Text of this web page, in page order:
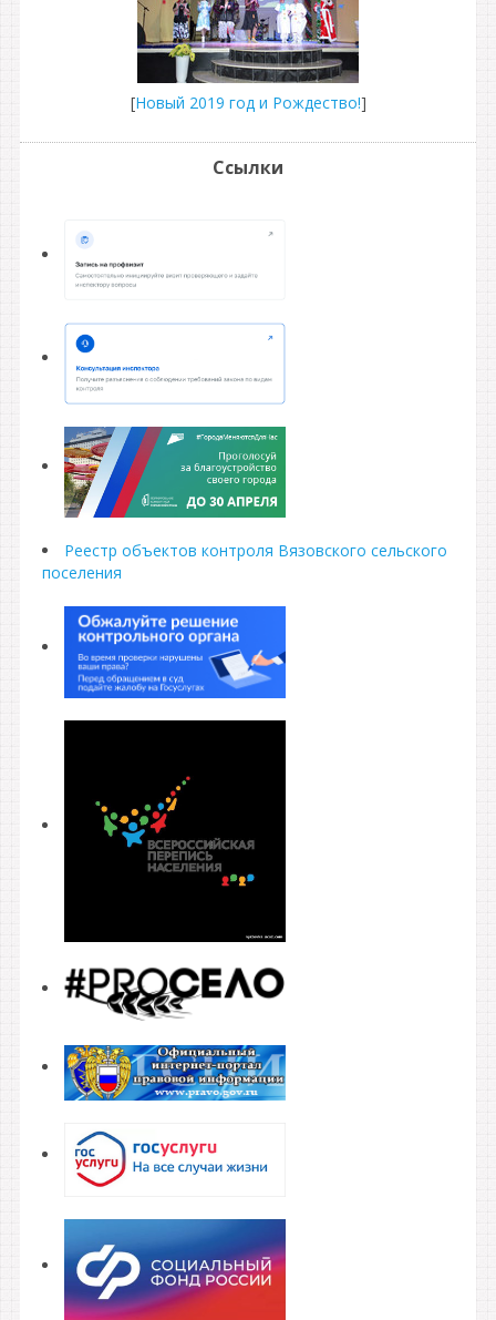
[Новый 2019 год и Рождество!]
Ссылки
Реестр объектов контроля Вязовского сельского
поселения